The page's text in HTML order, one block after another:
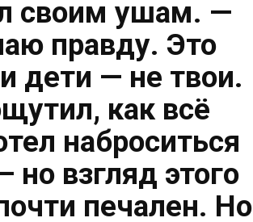
своим ушам. —
правду. Это
дети — не твои.
как всё
наброситься
но взгляд этого
печален. Но